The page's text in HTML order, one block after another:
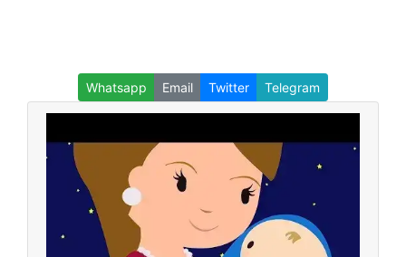
Whatsapp Email Twitter Telegram